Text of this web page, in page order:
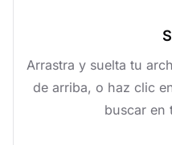
Arrastra y suelta tu
de arriba, o haz clic
buscar en